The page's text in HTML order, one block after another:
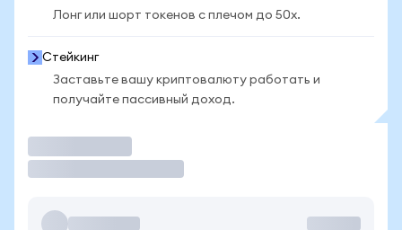
Лонг или шорт токенов с плечом до 50x.
Стейкинг
Заставьте вашу криптовалюту работать и
получайте пассивный доход.